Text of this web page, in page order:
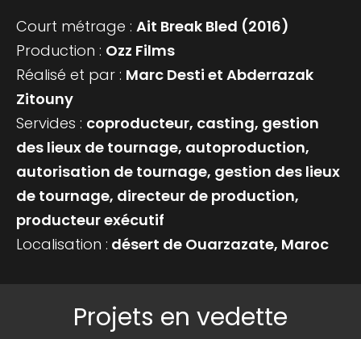
Court métrage : Ait Break Bled (2016)
Production : Ozz Films
Réalisé et par : Marc Desti et Abderrazak
Zitouny
Servides : coproducteur, casting, gestion
des lieux de tournage, autoproduction,
autorisation de tournage, gestion des lieux
de tournage, directeur de production,
producteur exécutif
Localisation : désert de Ouarzazate, Maroc
Projets en vedette